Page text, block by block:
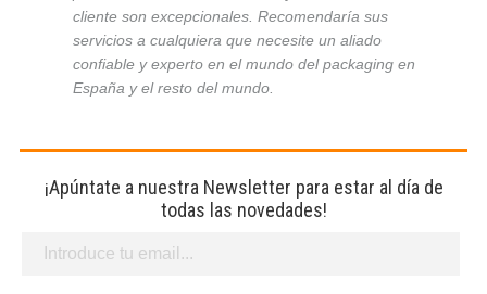
cliente son excepcionales. Recomendaría sus
servicios a cualquiera que necesite un aliado
confiable y experto en el mundo del packaging en
España y el resto del mundo.
¡Apúntate a nuestra Newsletter para estar al día de
todas las novedades!